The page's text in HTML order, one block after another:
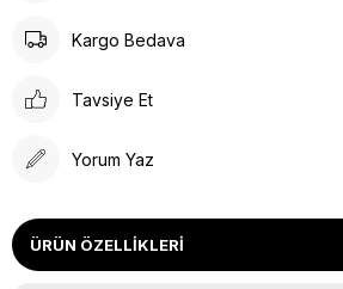
Kargo Bedava
Tavsiye Et
Yorum Yaz
ÜRÜN ÖZELLIKLERI